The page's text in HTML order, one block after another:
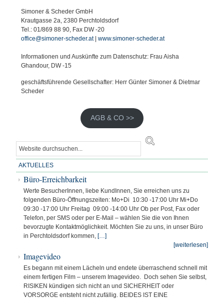
Simoner & Scheder GmbH
Krautgasse 2a, 2380 Perchtoldsdorf
Tel.: 01/869 88 90, Fax DW -20
office@simoner-scheder.at| www.simoner-scheder.at
Informationen und Auskünfte zum Datenschutz: Frau Aisha
Ghandour, DW -15
geschäftsführende Gesellschafter: Herr Günter Simoner & Dietmar
Scheder
AGB & CO >>
AKTUELLES
Büro-Erreichbarkeit
Werte BesucherInnen, liebe KundInnen, Sie erreichen uns zu
folgenden Büro-Öffnungszeiten: Mo+Di 10:30 -17:00 Uhr Mi+Do
09:30 -17:00 Uhr Freitag 09:00 -14:00 Uhr Ob per Post, Fax oder
Telefon, per SMS oder per E-Mail – wählen Sie die von Ihnen
bevorzugte Kontaktmöglichkeit. Möchten Sie zu uns, in unser Büro
in Perchtoldsdorf kommen, […]
[weiterlesen]
Imagevideo
Es begann mit einem Lächeln und endete überraschend schnell mit
einem fertigen Film – unserem Imagevideo. Doch sehen Sie selbst,
RISIKEN kündigen sich nicht an und SICHERHEIT oder
VORSORGE entsteht nicht zufällig. BEIDES IST EINE